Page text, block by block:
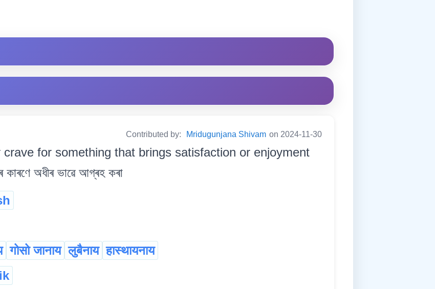
Contributed by: Mridugunjana Shivam on 2024-11-30
crave for something that brings satisfaction or enjoyment
কাৰণে অধীৰ ভাৱে আগ্ৰহ কৰা
गोसो जानाय लुबैनाय हास्थायनाय